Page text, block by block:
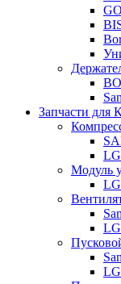
Запчасти
LG
Модуль
LG
LG
LG